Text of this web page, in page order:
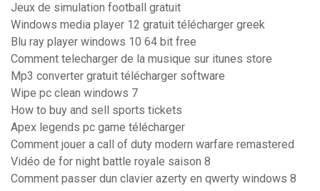
Jeux de simulation football gratuit
Windows media player 12 gratuit télécharger greek
Blu ray player windows 10 64 bit free
Comment telecharger de la musique sur itunes store
Mp3 converter gratuit télécharger software
Wipe pc clean windows 7
How to buy and sell sports tickets
Apex legends pc game télécharger
Comment jouer a call of duty modern warfare remastered
Vidéo de for night battle royale saison 8
Comment passer dun clavier azerty en qwerty windows 8